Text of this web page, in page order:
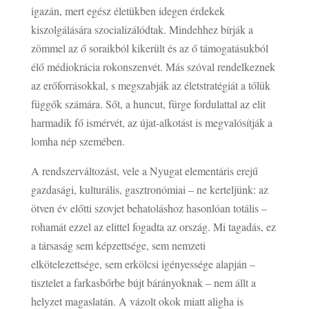
igazán, mert egész életükben idegen érdekek
kiszolgálására szocializálódtak. Mindehhez bírják a
zömmel az ő soraikból kikerült és az ő támogatásukból
élő médiokrácia rokonszenvét. Más szóval rendelkeznek
az erőforrásokkal, s megszabják az életstratégiát a tőlük
függők számára. Sőt, a huncut, fürge fordulattal az elit
harmadik fő ismérvét, az újat-alkotást is megvalósítják a
lomha nép szemében.
A rendszerváltozást, vele a Nyugat elementáris erejű
gazdasági, kulturális, gasztronómiai – ne kerteljünk: az
ötven év előtti szovjet behatoláshoz hasonlóan totális –
rohamát ezzel az elittel fogadta az ország. Mi tagadás, ez
a társaság sem képzettsége, sem nemzeti
elkötelezettsége, sem erkölcsi igényessége alapján –
tisztelet a farkasbőrbe bújt bárányoknak – nem állt a
helyzet magaslatán. A vázolt okok miatt aligha is